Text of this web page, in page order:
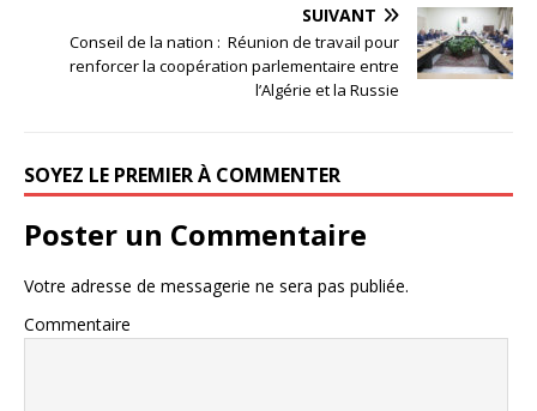
SUIVANT
Conseil de la nation : Réunion de travail pour
renforcer la coopération parlementaire entre
l’Algérie et la Russie
SOYEZ LE PREMIER À COMMENTER
Poster un Commentaire
Votre adresse de messagerie ne sera pas publiée.
Commentaire